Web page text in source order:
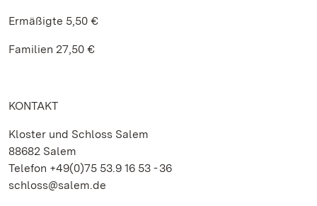
Ermäßigte 5,50 €
Familien 27,50 €
KONTAKT
Kloster und Schloss Salem
88682 Salem
Telefon +49(0)75 53.9 16 53 - 36
schloss@salem.de